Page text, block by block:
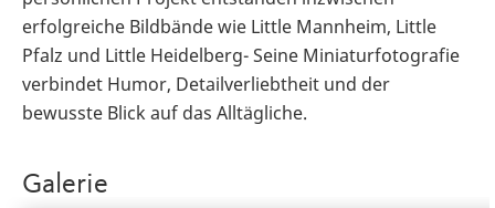
erfolgreiche Bildbände wie Little Mannheim, Little
Pfalz und Little Heidelberg- Seine Miniaturfotografie
verbindet Humor, Detailverliebtheit und der
bewusste Blick auf das Alltägliche.
Galerie